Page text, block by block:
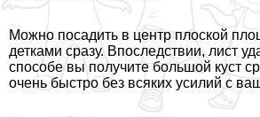
Можно посадить в центр плоской
детками сразу. Впоследствии, лист
способе вы получите большой куст
очень быстро без всяких усилий с